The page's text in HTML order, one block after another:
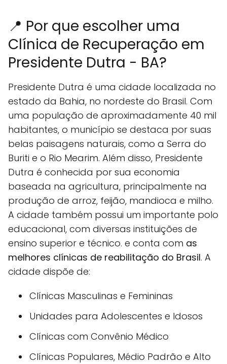
📍 Por que escolher uma
Clínica de Recuperação em
Presidente Dutra - BA?
Presidente Dutra é uma cidade localizada no
estado da Bahia, no nordeste do Brasil. Com
uma população de aproximadamente 40 mil
habitantes, o município se destaca por suas
belas paisagens naturais, como a Serra do
Buriti e o Rio Mearim. Além disso, Presidente
Dutra é conhecida por sua economia
baseada na agricultura, principalmente na
produção de arroz, feijão, mandioca e milho.
A cidade também possui um importante polo
educacional, com diversas instituições de
ensino superior e técnico. e conta com as
melhores clínicas de reabilitação do Brasil. A
cidade dispõe de:
Clínicas Masculinas e Femininas
Unidades para Adolescentes e Idosos
Clínicas com Convênio Médico
Clínicas Populares, Médio Padrão e Alto